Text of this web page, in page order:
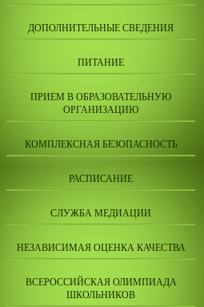
ДОПОЛНИТЕЛЬНЫЕ СВЕДЕНИЯ
ПИТАНИЕ
ПРИЕМ В ОБРАЗОВАТЕЛЬНУЮ
ОРГАНИЗАЦИЮ
КОМПЛЕКСНАЯ БЕЗОПАСНОСТЬ
РАСПИСАНИЕ
СЛУЖБА МЕДИАЦИИ
НЕЗАВИСИМАЯ ОЦЕНКА КАЧЕСТВА
ВСЕРОССИЙСКАЯ ОЛИМПИАДА
ШКОЛЬНИКОВ